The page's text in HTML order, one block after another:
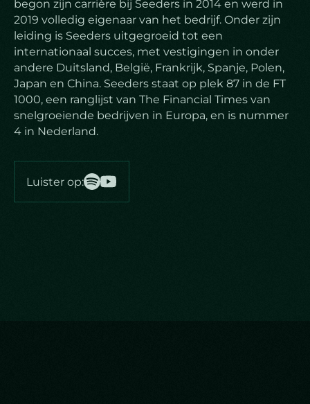
begon zijn carrière bij Seeders in 2014 en werd in
2019 volledig eigenaar van het bedrijf. Onder zijn
leiding is Seeders uitgegroeid tot een
internationaal succes, met vestigingen in onder
andere Duitsland, België, Frankrijk, Spanje, Polen,
Japan en China. Seeders staat op plek 87 in de FT
1000, een ranglijst van The Financial Times van
snelgroeiende bedrijven in Europa, en is nummer
4 in Nederland.
Luister op: